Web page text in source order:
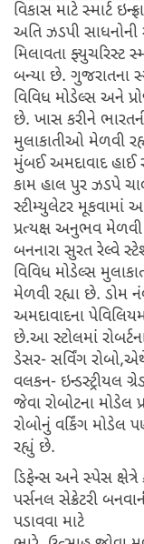
વિકાસ માટે સ્માર્ટ
અતિ ઝડપી
મિલાવતા ફ્યુચરિસ્ટ
બન્યા છે. ગુજરાતના
વિવિધ મોડેલ્સ અને
છે. ખાસ કરીને
મુલાકાતીઓ મેળવી
મુંબઈ અમદાવાદ હાઈ
કામ હાલ પુર ઝડપે
સ્ટીમ્યુલેટર મૂકવામાં
પ્રત્યક્ષ અનુભવ
બનનારા સુરત રેલ્વે
વિવિધ મોડેલ્સ
મેળવી રહ્યા છે. ડોમ
અમદાવાદના
છે.આ સ્ટોલમાં
ડેસર- સર્વિંગ
વલકન- ઇન્ડસ્ટ્રીયલ
જેવા રોબોટના મોડેલ
રોબોનું વર્કિંગ મોડેલ
રહ્યું છે.
ડિફેન્સ અને સ્પેસ ક્ષેત્રે
પર્સનલ સેક્રેટરી
પડાવવા માટે